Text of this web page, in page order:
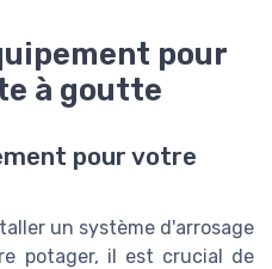
pour
à goutte
pour votre
un système d'arrosage
potager, il est crucial de